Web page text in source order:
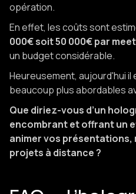
opération.
En effet, les coûts sont
000€ soit 50 000€ par
un budget considérable.
Heureusement, aujourd'hui
beaucoup plus abordables
Que diriez-vous d’un
encombrant et offrant un
animer vos présentations,
projets à distance ?